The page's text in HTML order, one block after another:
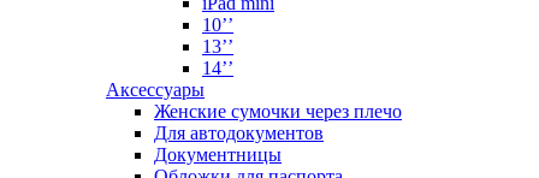
10’’
13’’
14’’
Аксессуары
Женские сумочки через плечо
Для автодокументов
Документницы